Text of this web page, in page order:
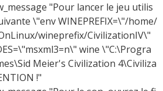
"Pour lancer le jeu utilis
\"env WINEPREFIX=\"/home/
wineprefix/CivilizationIV\"
wine \"C:\Progra
Meier's Civilization 4\Civiliza
!"